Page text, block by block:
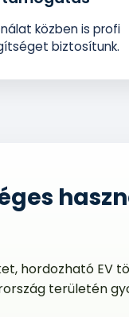
közben is profi
biztosítunk.
hordozható EV
területén